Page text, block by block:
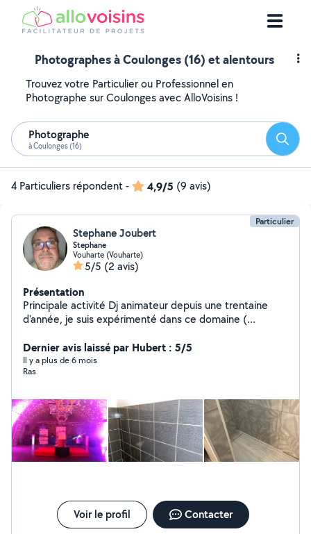
Photographes à Coulonges (16) et alentours
Trouvez votre Particulier ou Professionnel en
Photographe sur Coulonges avec AlloVoisins !
Photographe
à Coulonges (16)
4 Particuliers répondent- 4,9/5 (9 avis)
Particulier
Stephane Joubert
Stephane
Vouharte (Vouharte)
5/5 (2 avis)
Présentation
Principale activité Dj animateur depuis une trentaine
d'année, je suis expérimenté dans ce domaine (
Rendre service Aime le bricolage Compétence en
électricité, pose de Placo, peinture
Dernier avis laissé par Hubert : 5/5
Il y a plus de 6 mois
Ras
Voir le profil Contacter